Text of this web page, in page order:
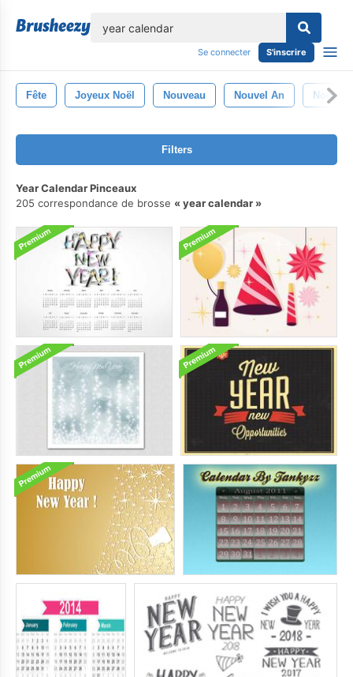
Se connecter S'inscrire
Fête Joyeux Noël Nouveau Nouvel An Noël
Filters
Year Calendar Pinceaux
205 correspondance de brosse
year calendar